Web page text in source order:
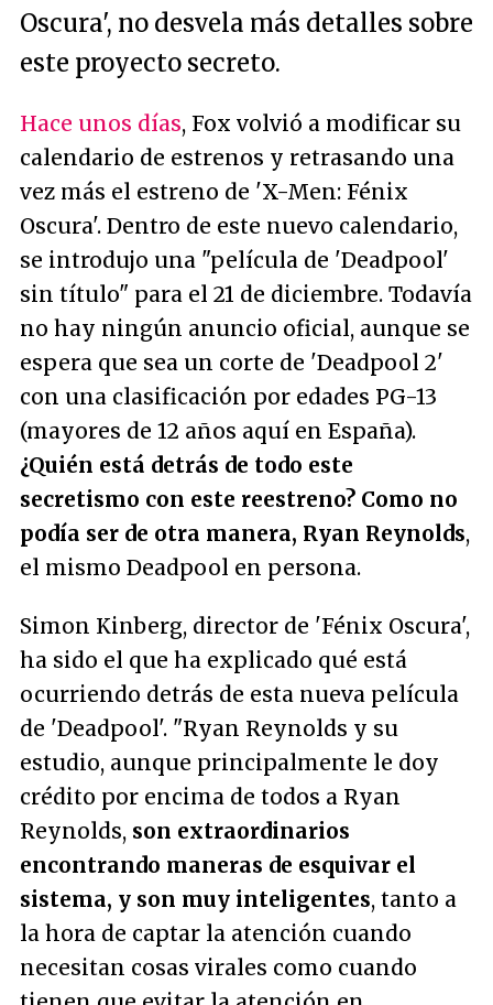
Oscura', no desvela más detalles sobre
este proyecto secreto.
Hace unos días, Fox volvió a modificar su
calendario de estrenos y retrasando una
vez más el estreno de 'X-Men: Fénix
Oscura'. Dentro de este nuevo calendario,
se introdujo una "película de 'Deadpool'
sin título" para el 21 de diciembre. Todavía
no hay ningún anuncio oficial, aunque se
espera que sea un corte de 'Deadpool 2'
con una clasificación por edades PG-13
(mayores de 12 años aquí en España).
¿Quién está detrás de todo este
secretismo con este reestreno? Como no
podía ser de otra manera, Ryan Reynolds,
el mismo Deadpool en persona.
Simon Kinberg, director de 'Fénix Oscura',
ha sido el que ha explicado qué está
ocurriendo detrás de esta nueva película
de 'Deadpool'. "Ryan Reynolds y su
estudio, aunque principalmente le doy
crédito por encima de todos a Ryan
Reynolds, son extraordinarios
encontrando maneras de esquivar el
sistema, y son muy inteligentes, tanto a
la hora de captar la atención cuando
necesitan cosas virales como cuando